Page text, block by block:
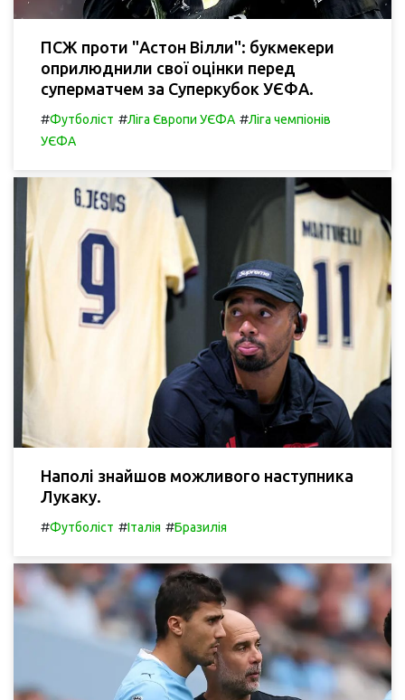
ПСЖ проти "Астон Вілли": букмекери
оприлюднили свої оцінки перед
суперматчем за Суперкубок УЄФА.
#Футболіст #Ліга Європи УЄФА #Ліга чемпіонів
УЄФА
Наполі знайшов можливого наступника
Лукаку.
#Футболіст #Італія #Бразилія